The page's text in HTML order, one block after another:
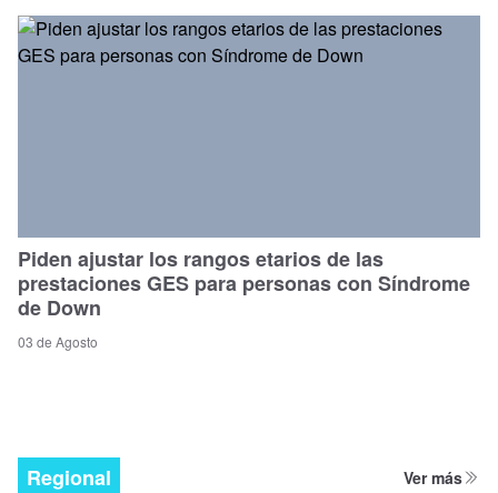
Piden ajustar los rangos etarios de las
prestaciones GES para personas con Síndrome
de Down
03 de Agosto
Regional Ver más